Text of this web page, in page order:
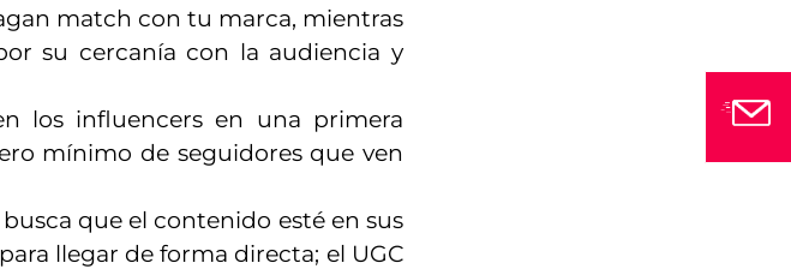
match con tu marca, mientras
su cercanía con la audiencia y
los influencers en una primera
mínimo de seguidores que ven
que el contenido esté en sus
llegar de forma directa; el UGC